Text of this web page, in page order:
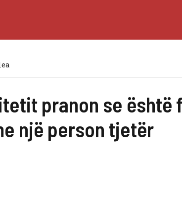
pranon se është
një person tjetër